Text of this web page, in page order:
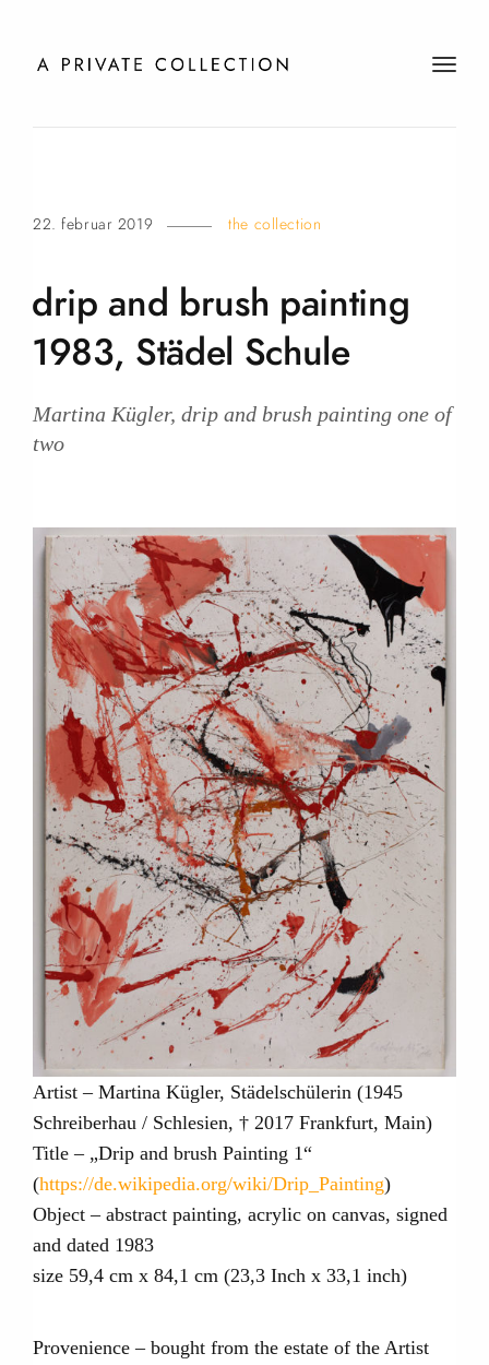
t
i
22. februar 2019 the collection
drip and brush painting
1983, Städel Schule
Martina Kügler, drip and brush painting one of
two
Artist – Martina Kügler, Städelschülerin (1945
Schreiberhau / Schlesien, † 2017 Frankfurt, Main)
Title – „Drip and brush Painting 1“
(https://de.wikipedia.org/wiki/Drip_Painting)
Object – abstract painting, acrylic on canvas, signed
and dated 1983
size 59,4 cm x 84,1 cm (23,3 Inch x 33,1 inch)
Provenience – bought from the estate of the Artist